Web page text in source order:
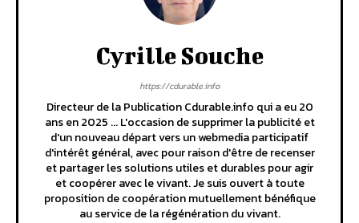
Cyrille Souche
https://cdurable.info
Directeur de la Publication Cdurable.info qui a eu 20
ans en 2025 ... L'occasion de supprimer la publicité et
d'un nouveau départ vers un webmedia participatif
d'intérêt général, avec pour raison d'être de recenser
et partager les solutions utiles et durables pour agir
et coopérer avec le vivant. Je suis ouvert à toute
proposition de coopération mutuellement bénéfique
au service de la régénération du vivant.